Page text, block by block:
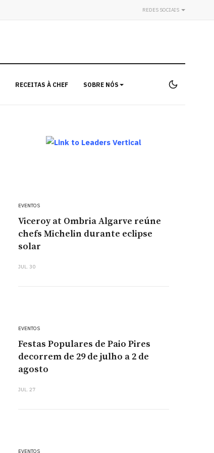
REDES SOCIAIS
RECEITAS À CHEF SOBRE NÓS
EVENTOS
Viceroy at Ombria Algarve reúne
chefs Michelin durante eclipse
solar
JUL. 30
EVENTOS
Festas Populares de Paio Pires
decorrem de 29 de julho a 2 de
agosto
JUL. 27
EVENTOS